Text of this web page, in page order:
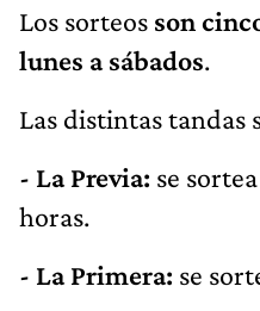
Los sorteos son
lunes a sábados.
Las distintas tandas
- La Previa: se
horas.
- La Primera: se